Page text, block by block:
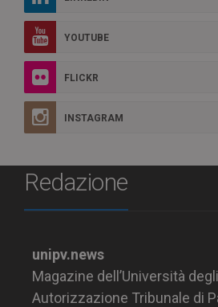
YOUTUBE
FLICKR
INSTAGRAM
Redazione
unipv.news
Magazine dell’Università
Autorizzazione Tribunale di